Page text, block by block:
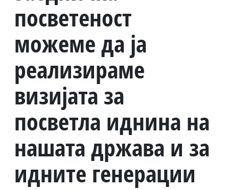
посветеност
можеме да ја
реализираме
визијата за
посветла иднина на
нашата држава и за
идните генерации